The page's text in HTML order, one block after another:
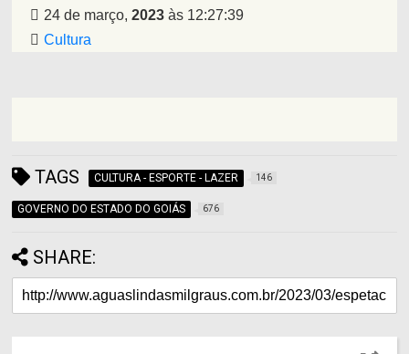
24 de março,2023 às 12:27:39
Cultura
TAGS CULTURA - ESPORTE - LAZER 146
GOVERNO DO ESTADO DO GOIÁS 676
SHARE: